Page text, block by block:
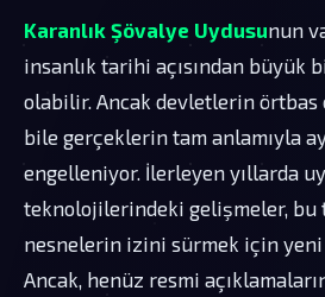
Karanlık Şövalye Uydusunun
insanlık tarihi açısından büyük
olabilir. Ancak devletlerin örtbas
bile gerçeklerin tam anlamıyla
engelleniyor. İlerleyen yıllarda
teknolojilerindeki gelişmeler, bu
nesnelerin izini sürmek için yeni
Ancak, henüz resmi